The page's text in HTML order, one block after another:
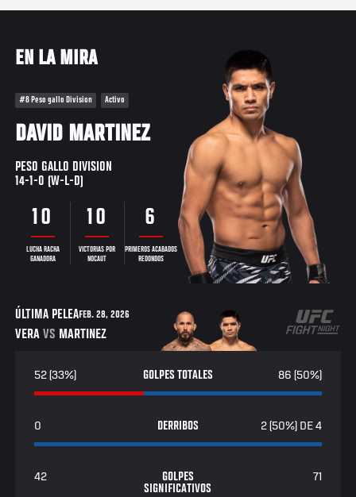
EN LA MIRA
#8 Peso gallo Division Activo
DAVID MARTINEZ
PESO GALLO DIVISION
14-1-0 (W-L-D)
10
LUCHA RACHA
GANADORA
10
VICTORIAS POR
NOCAUT
6
PRIMEROS ACABADOS
REDONDOS
ÚLTIMA PELEAFEB. 28, 2026
VERAVS MARTINEZ
52 (33%) GOLPES TOTALES 86 (50%)
0 DERRIBOS 2 (50%) DE 4
42
GOLPES
SIGNIFICATIVOS
71